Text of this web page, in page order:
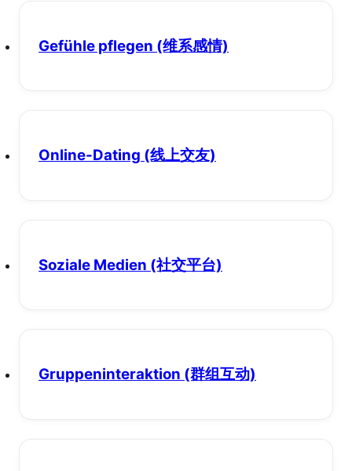
Gefühle pflegen (维系感情)
Online-Dating (线上交友)
Soziale Medien (社交平台)
Gruppeninteraktion (群组互动)